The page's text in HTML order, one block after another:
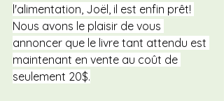
l'alimentation, Joël, il est enfin prêt!
Nous avons le plaisir de vous
annoncer que le livre tant attendu est
maintenant en vente au coût de
seulement 20$.